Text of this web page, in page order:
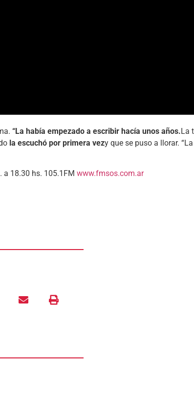
“La había empezado a escribir hacía unos años.La
la escuchó por primera vezy que se puso a llorar.
a 18.30 hs. 105.1FM www.fmsos.com.ar